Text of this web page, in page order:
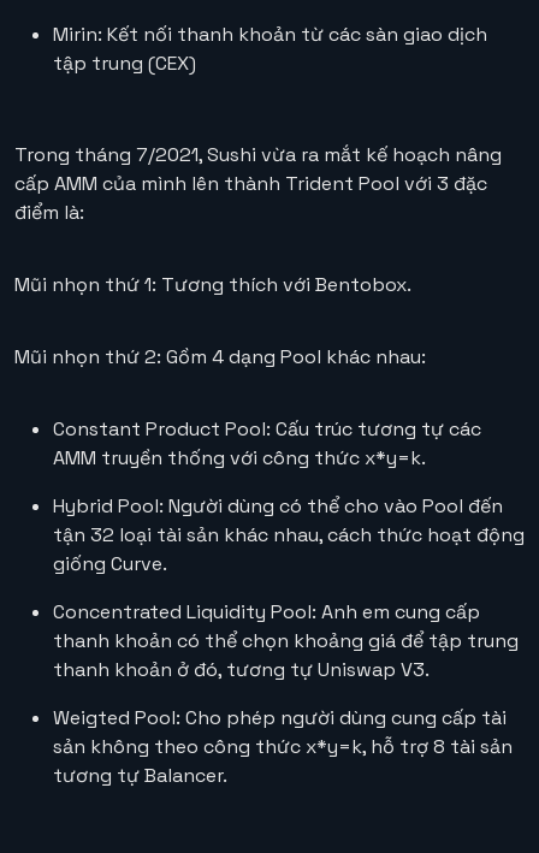
Mirin: Kết nối thanh khoản từ các sàn giao dịch
tập trung (CEX)
Trong tháng 7/2021, Sushi vừa ra mắt kế hoạch nâng
cấp AMM của mình lên thành Trident Pool với 3 đặc
điểm là:
Mũi nhọn thứ 1: Tương thích với Bentobox.
Mũi nhọn thứ 2: Gồm 4 dạng Pool khác nhau:
Constant Product Pool: Cấu trúc tương tự các
AMM truyền thống với công thức x*y=k.
Hybrid Pool: Người dùng có thể cho vào Pool đến
tận 32 loại tài sản khác nhau, cách thức hoạt động
giống Curve.
Concentrated Liquidity Pool: Anh em cung cấp
thanh khoản có thể chọn khoảng giá để tập trung
thanh khoản ở đó, tương tự Uniswap V3.
Weigted Pool: Cho phép người dùng cung cấp tài
sản không theo công thức x*y=k, hỗ trợ 8 tài sản
tương tự Balancer.